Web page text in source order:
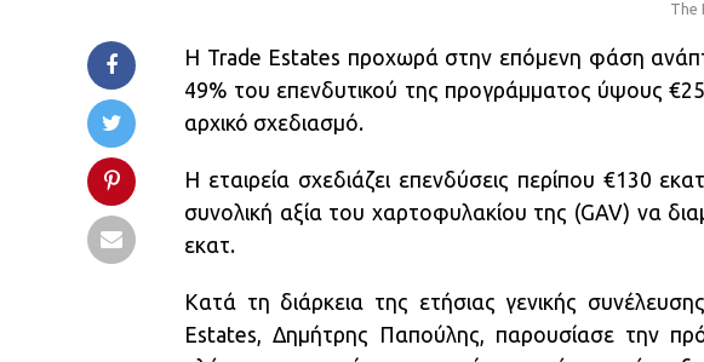
The
Η Trade Estates προχωρά στην επόμενη φάση
49% του επενδυτικού της προγράμματος ύψους
αρχικό σχεδιασμό.
Η εταιρεία σχεδιάζει επενδύσεις περίπου €130
συνολική αξία του χαρτοφυλακίου της (GAV) να
εκατ.
Κατά τη διάρκεια της ετήσιας γενικής
Estates, Δημήτρης Παπούλης, παρουσίασε την